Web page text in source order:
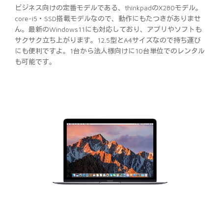
ビジネス向けの定番モデルである、thinkpadのX280モデル。
core-i5・SSD搭載モデルなので、動作にもたつきがありませ
ん。最新のWindows11にも対応しており、アプリやソフトも
サクサク立ち上がります。12.5型とA4サイズなので持ち運び
にも便利ですよ。1台から法人様向けに10台単位でのレンタル
も可能です。